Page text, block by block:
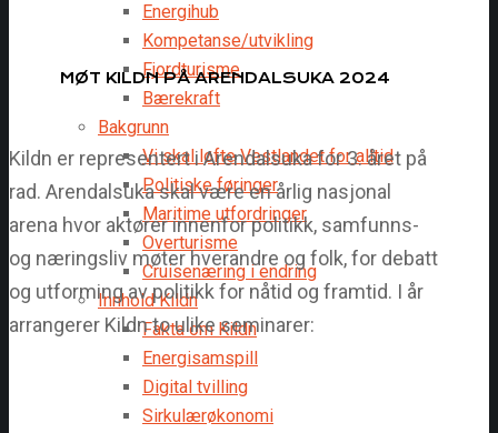
Energihub
Kompetanse/utvikling
Fjordturisme
Bærekraft
Bakgrunn
Vi skal løfte Vestlandet for alltid
Politiske føringer
Maritime utfordringer
Overturisme
Cruisenæring i endring
Innhold Kildn
Fakta om Kildn
Energisamspill
Digital tvilling
Sirkulærøkonomi
MØT KILDN PÅ ARENDALSUKA 2024
Kildn er representert i Arendalsuka for 3. året på
rad. Arendalsuka skal være en årlig nasjonal
arena hvor aktører innenfor politikk, samfunns-
og næringsliv møter hverandre og folk, for debatt
og utforming av politikk for nåtid og framtid. I år
arrangerer Kildn to ulike seminarer: